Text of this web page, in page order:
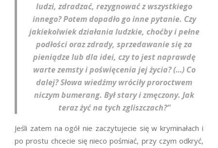
ludzi, zdradzać, rezygnować z wszystkiego
innego? Potem dopadło go inne pytanie. Czy
jakiekolwiek działania ludzkie, choćby i pełne
podłości oraz zdrady, sprzedawanie się za
pieniądze lub dla idei, czy to jest naprawdę
warte zemsty i poświęcenia jej życia? (…) Co
dalej? Słowa wiedźmy wróciły proroctwem
niczym bumerang. Był stary i zmęczony. Jak
teraz żyć na tych zgliszczach?”
Jeśli zatem na ogół nie zaczytujecie się w kryminałach i
po prostu chcecie się nieco pośmiać, przy czym odkryć,